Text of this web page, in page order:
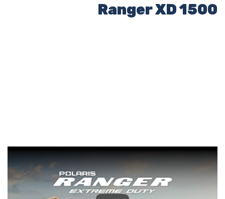
Ranger XD 1500